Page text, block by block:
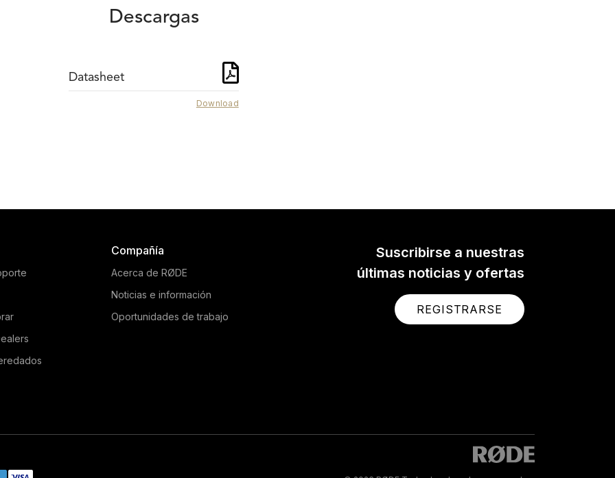
Learn more here.
microphone that delivers crisp,
Descargas
Datasheet
Download
Suscribirse a nuestras
últimas noticias y ofertas
REGISTRARSE
Compañía
Acerca de RØDE
Noticias e información
Oportunidades de trabajo